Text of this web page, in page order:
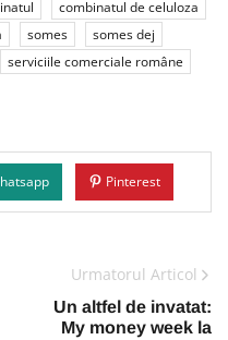
combinatul de celuloza
somes
somes dej
serviciile comerciale române
Pinterest
Urmatorul Articol
Un altfel de invatat:
My money week la